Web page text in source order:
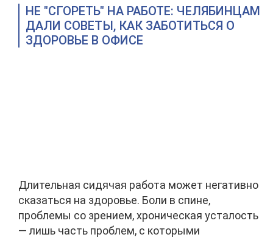
НЕ "СГОРЕТЬ" НА РАБОТЕ: ЧЕЛЯБИНЦАМ
ДАЛИ СОВЕТЫ, КАК ЗАБОТИТЬСЯ О
ЗДОРОВЬЕ В ОФИСЕ
Длительная сидячая работа может негативно
сказаться на здоровье. Боли в спине,
проблемы со зрением, хроническая усталость
— лишь часть проблем, с которыми